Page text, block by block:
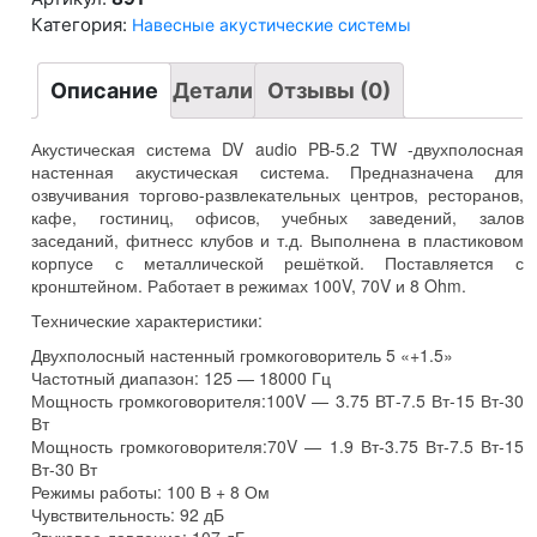
TW
Категория: Навесные акустические системы
Описание Детали Отзывы (0)
Акустическая система DV audio PB-5.2 TW -двухполосная
настенная акустическая система. Предназначена для
озвучивания торгово-развлекательных центров, ресторанов,
кафе, гостиниц, офисов, учебных заведений, залов
заседаний, фитнесс клубов и т.д. Выполнена в пластиковом
корпусе с металлической решёткой. Поставляется с
кронштейном. Работает в режимах 100V, 70V и 8 Ohm.
Технические характеристики:
Двухполосный настенный громкоговоритель 5 «+1.5»
Частотный диапазон: 125 — 18000 Гц
Мощность громкоговорителя:100V — 3.75 ВТ-7.5 Вт-15 Вт-30
Вт
Мощность громкоговорителя:70V — 1.9 Вт-3.75 Вт-7.5 Вт-15
Вт-30 Вт
Режимы работы: 100 В + 8 Ом
Чувствительность: 92 дБ